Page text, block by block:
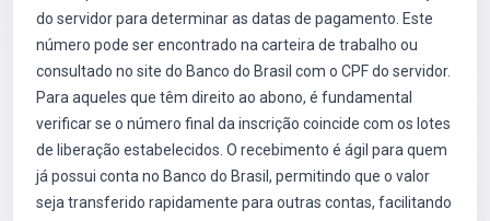
do servidor para determinar as datas de pagamento. Este
número pode ser encontrado na carteira de trabalho ou
consultado no site do Banco do Brasil com o CPF do servidor.
Para aqueles que têm direito ao abono, é fundamental
verificar se o número final da inscrição coincide com os lotes
de liberação estabelecidos. O recebimento é ágil para quem
já possui conta no Banco do Brasil, permitindo que o valor
seja transferido rapidamente para outras contas, facilitando